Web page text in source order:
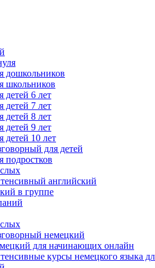
дошкольников
школьников
детей 6 лет
детей 7 лет
детей 8 лет
детей 9 лет
детей 10 лет
для детей
подростков
английский
в группе
немецкий
для начинающих онлайн
курсы немецкого языка